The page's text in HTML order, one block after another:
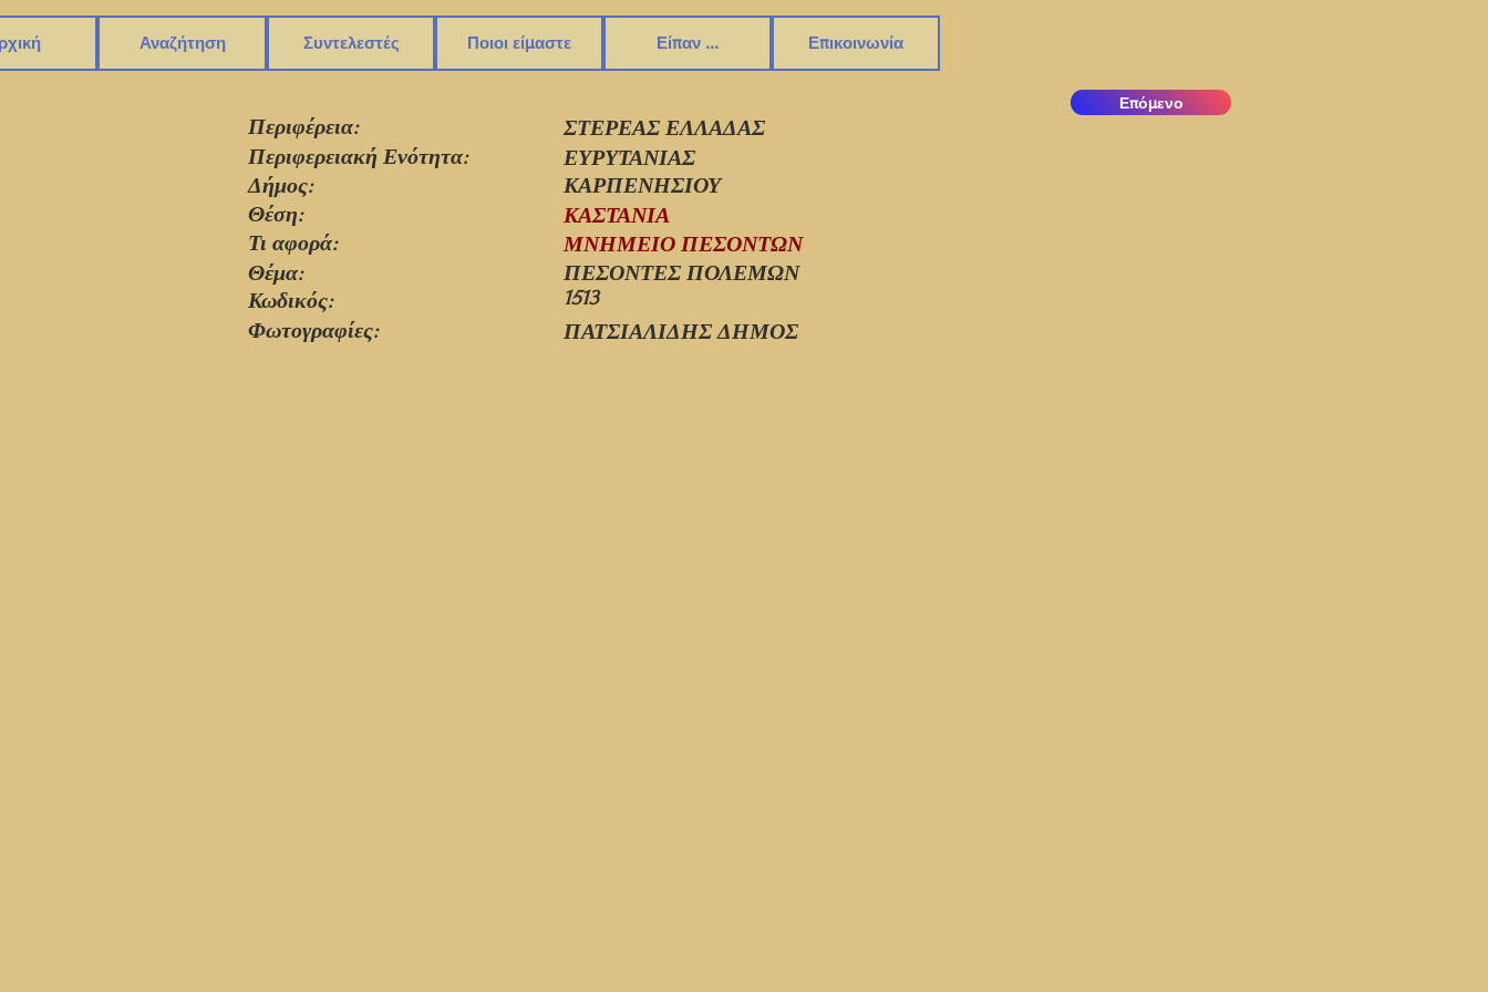
Αναζήτηση Συντελεστές Ποιοι είμαστε Είπαν ... Επικοινωνία
Επόμενο
Περιφέρεια:
Περιφερειακή Ενότητα:
Δήμος:
Θέση:
Τι αφορά:
Θέμα:
Κωδικός:
Φωτογραφίες:
ΣΤΕΡΕΑΣ ΕΛΛΑΔΑΣ
ΕΥΡΥΤΑΝΙΑΣ
ΚΑΡΠΕΝΗΣΙΟΥ
ΚΑΣΤΑΝΙΑ
ΜΝΗΜΕΙΟ ΠΕΣΟΝΤΩΝ
ΠΕΣΟΝΤΕΣ ΠΟΛΕΜΩΝ
1513
ΠΑΤΣΙΑΛΙΔΗΣ ΔΗΜΟΣ